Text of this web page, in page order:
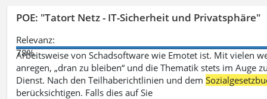
POE: "Tatort Netz - IT-Sicherheit und Privatsphäre"
Relevanz:
78%
Arbeitsweise von Schadsoftware wie Emotet ist. Mit vielen
anregen, „dran zu bleiben“ und die Thematik stets im
Dienst. Nach den Teilhaberichtlinien und dem
berücksichtigen. Falls dies auf Sie